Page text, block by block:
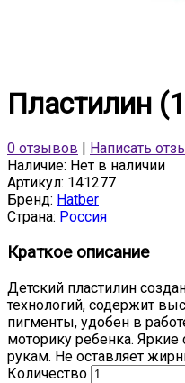
Пластилин
0 отзывов
Написать
Наличие: Нет в наличии
Артикул: 141277
Бренд: Hatber
Страна: Россия
Краткое описание
Детский пластилин
технологий, содержит
пигменты, удобен в
моторику ребенка.
рукам. Не оставляет
Количество